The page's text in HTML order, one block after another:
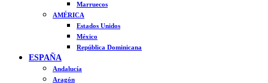
Marruecos
AMÉRICA
Estados Unidos
México
República Dominicana
ESPAÑA
Andalucía
Aragón